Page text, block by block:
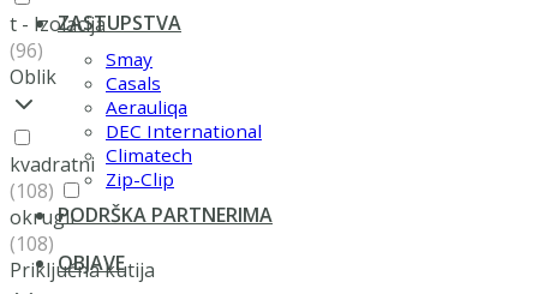
ZASTUPSTVA
Smay
Casals
Aerauliqa
DEC International
Climatech
Zip-Clip
PODRŠKA PARTNERIMA
OBJAVE
t - Izolacija
(96)
Oblik
kvadratni
(108)
okrugli
(108)
Priključna kutija